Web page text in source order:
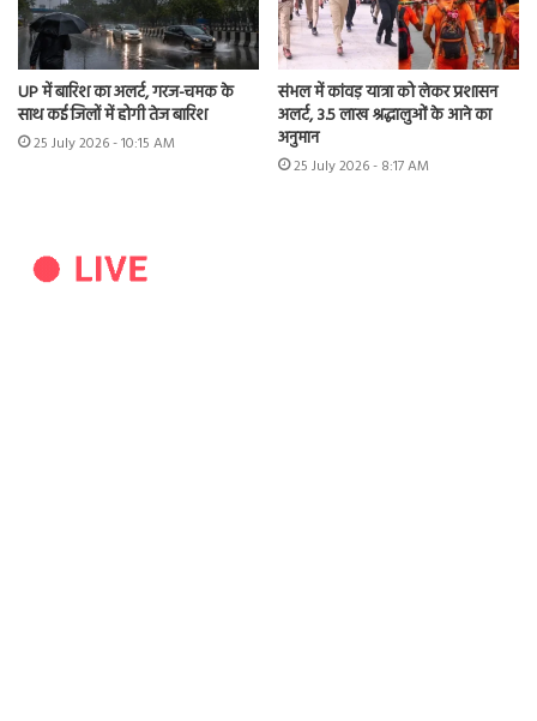
UP में बारिश का अलर्ट, गरज-चमक के
साथ कई जिलों में होगी तेज बारिश
25 July 2026 - 10:15 AM
संभल में कांवड़ यात्रा को लेकर प्रशासन
अलर्ट, 3.5 लाख श्रद्धालुओं के आने का
अनुमान
25 July 2026 - 8:17 AM